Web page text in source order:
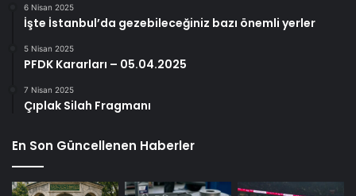
6 Nisan 2025
İşte İstanbul’da gezebileceğiniz bazı önemli yerler
5 Nisan 2025
PFDK Kararları – 05.04.2025
7 Nisan 2025
Çıplak Silah Fragmanı
En Son Güncellenen Haberler